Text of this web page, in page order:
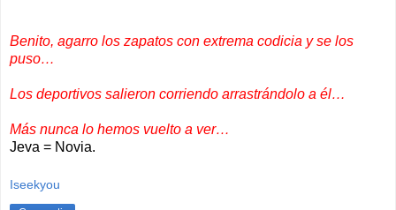
Benito, agarro los zapatos con extrema codicia y se los
puso…
Los deportivos salieron corriendo arrastrándolo a él…
Más nunca lo hemos vuelto a ver…
Jeva = Novia.
Iseekyou